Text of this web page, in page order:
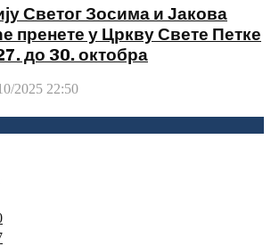
Светог Зосима и Јакова
пренете у Цркву Свете Петке
до 30. октобра
2025 22:50